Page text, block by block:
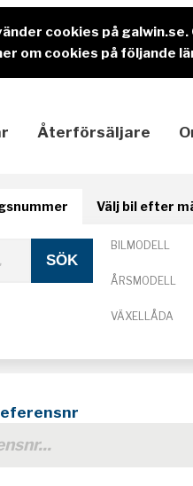
cookies på
om cookies på följande
Återförsäljare
Välj bil efter
BILMODELL
ÅRSMODELL
VÄXELLÅDA